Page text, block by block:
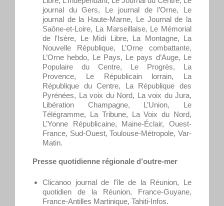
journal du Gers, Le journal de l’Orne, Le
journal de la Haute-Marne, Le Journal de la
Saône-et-Loire, La Marseillaise, Le Mémorial
de l’Isère, Le Midi Libre, La Montagne, La
Nouvelle République, L’Orne combattante,
L’Orne hebdo, Le Pays, Le pays d’Auge, Le
Populaire du Centre, Le Progrès, La
Provence, Le Républicain lorrain, La
République du Centre, La République des
Pyrénées, La voix du Nord, La voix du Jura,
Libération Champagne, L’Union, Le
Télégramme, La Tribune, La Voix du Nord,
L’Yonne Républicaine, Maine-Éclair, Ouest-
France, Sud-Ouest, Toulouse-Métropole, Var-
Matin.
Presse quotidienne régionale d’outre-mer
Clicanoo journal de l’île de la Réunion, Le
quotidien de la Réunion, France-Guyane,
France-Antilles Martinique, Tahiti-Infos.